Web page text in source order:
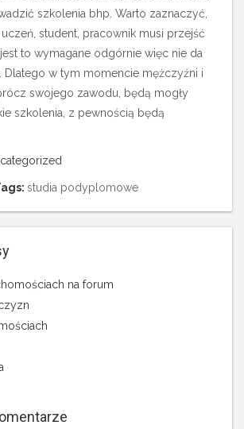
szkolenia bhp. Warto zaznaczyć,
student, pracownik musi przejść
to wymagane odgórnie więc nie da
Dlatego w tym momencie mężczyźni i
swojego zawodu, będą mogły
szkolenia, z pewnością będą
studia podyplomowe
na forum